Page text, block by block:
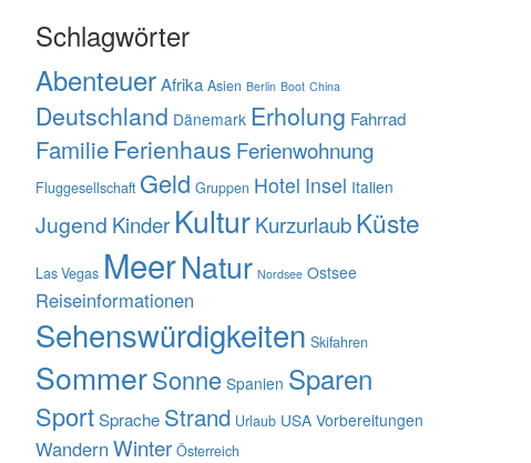
Schlagwörter
AbenteuerAfrika Asien Berlin Boot China
Deutschland Dänemark Erholung Fahrrad
Familie Ferienhaus Ferienwohnung
Fluggesellschaft Geld Gruppen Hotel Insel Italien
Jugend Kinder KulturKurzurlaubKüste
Las Vegas MeerNatur Nordsee Ostsee
Reiseinformationen
Sehenswürdigkeiten Skifahren
SommerSonne Spanien Sparen
SportSprache Strand Urlaub USA Vorbereitungen
Wandern Winter Österreich